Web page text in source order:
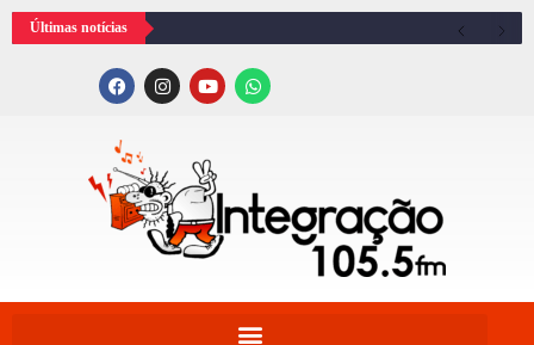
Últimas notícias